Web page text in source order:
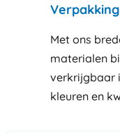
Met ons
materialen
verkrijgbaar
kleuren en